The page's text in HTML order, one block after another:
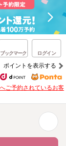
ブックマーク ログイン
ポイントを表示する
ご予約されているお客